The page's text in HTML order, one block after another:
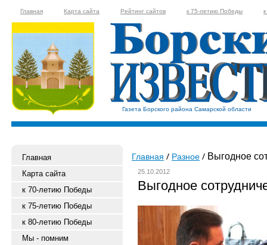
Главная Карта сайта Рейтинг сайтов к 75-летию Победы
Газета Борского района Самарской области
Главная
Карта сайта
к 70-летию Победы
к 75-летию Победы
к 80-летию Победы
Мы - помним
Главная Разное Выгодное
25.10.2012
Выгодное